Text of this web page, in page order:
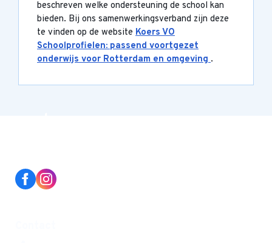
beschreven welke ondersteuning de school kan
bieden. Bij ons samenwerkingsverband zijn deze
te vinden op de website Koers VO
Schoolprofielen: passend voortgezet
onderwijs voor Rotterdam en omgeving .